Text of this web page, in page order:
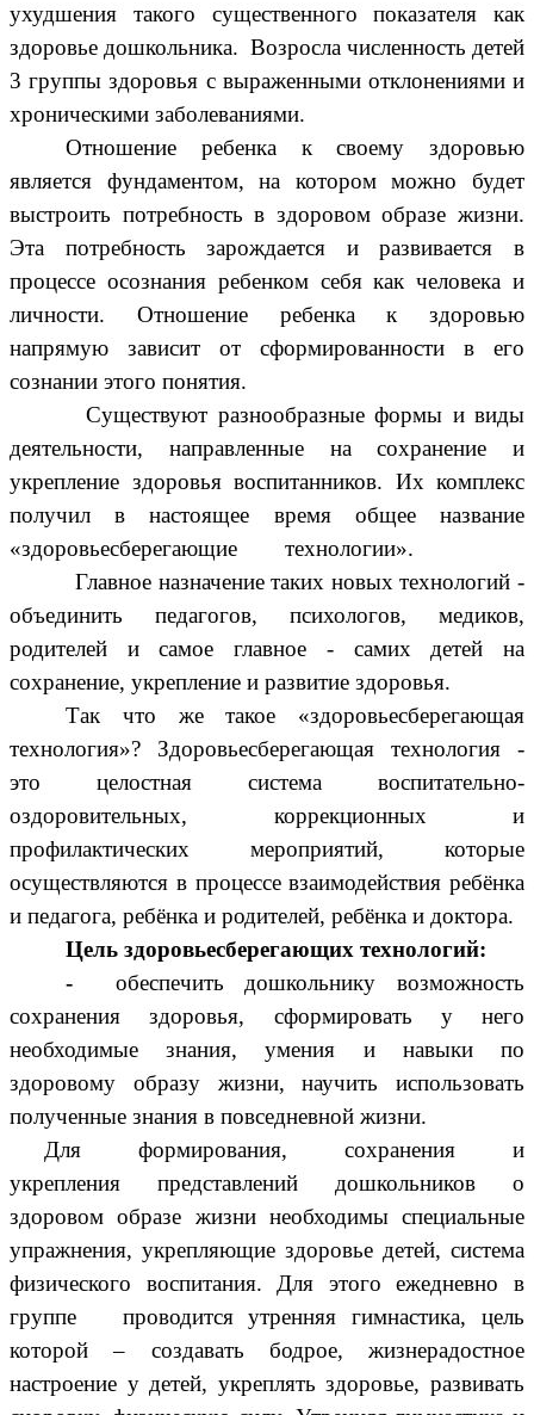
ухудшения такого существенного показателя как
здоровье дошкольника. Возросла численность детей
3 группы здоровья с выраженными отклонениями и
хроническими заболеваниями.
Отношение ребенка к своему здоровью
является фундаментом, на котором можно будет
выстроить потребность в здоровом образе жизни.
Эта потребность зарождается и развивается в
процессе осознания ребенком себя как человека и
личности. Отношение ребенка к здоровью
напрямую зависит от сформированности в его
сознании этого понятия.
Существуют разнообразные формы и виды
деятельности, направленные на сохранение и
укрепление здоровья воспитанников. Их комплекс
получил в настоящее время общее название
«здоровьесберегающие технологии».
Главное назначение таких новых технологий -
объединить педагогов, психологов, медиков,
родителей и самое главное - самих детей на
сохранение, укрепление и развитие здоровья.
Так что же такое «здоровьесберегающая
технология»? Здоровьесберегающая технология -
это целостная система воспитательно-
оздоровительных, коррекционных и
профилактических мероприятий, которые
осуществляются в процессе взаимодействия ребёнка
и педагога, ребёнка и родителей, ребёнка и доктора.
Цель здоровьесберегающих технологий:
-
обеспечить дошкольнику возможность
сохранения здоровья, сформировать у него
необходимые знания, умения и навыки по
здоровому образу жизни, научить использовать
полученные знания в повседневной жизни.
Для формирования, сохранения и
укрепления
представлений дошкольников о
здоровом образе жизни необходимы специальные
упражнения, укрепляющие здоровье детей, система
физического воспитания. Для этого ежедневно в
группе проводится утренняя гимнастика, цель
которой – создавать бодрое, жизнерадостное
настроение у детей, укреплять здоровье, развивать